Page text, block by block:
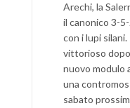
Arechi, la
il canonico 3-
con i lupi
vittorioso
nuovo modulo
una
sabato